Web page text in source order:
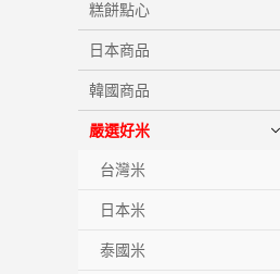
糕餅點心
日本商品
韓國商品
嚴選好米
台灣米
日本米
泰國米